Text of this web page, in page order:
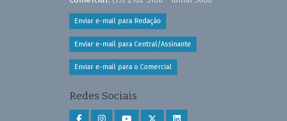
Enviar e-mail para Redação
Enviar e-mail para Central/Assinante
Enviar e-mail para o Comercial
Redes Sociais